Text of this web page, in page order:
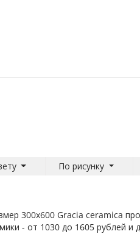
По рисунку
300х600 Gracia ceramica
- от 1030 до 1605 рублей и